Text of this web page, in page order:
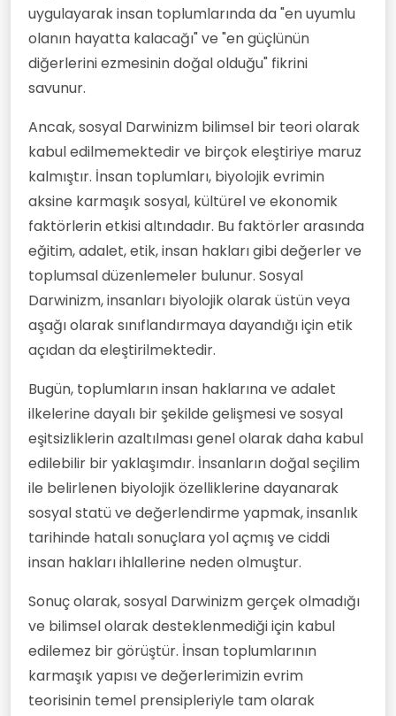
uygulayarak insan toplumlarında da "en uyumlu
olanın hayatta kalacağı" ve "en güçlünün
diğerlerini ezmesinin doğal olduğu" fikrini
savunur.
Ancak, sosyal Darwinizm bilimsel bir teori olarak
kabul edilmemektedir ve birçok eleştiriye maruz
kalmıştır. İnsan toplumları, biyolojik evrimin
aksine karmaşık sosyal, kültürel ve ekonomik
faktörlerin etkisi altındadır. Bu faktörler arasında
eğitim, adalet, etik, insan hakları gibi değerler ve
toplumsal düzenlemeler bulunur. Sosyal
Darwinizm, insanları biyolojik olarak üstün veya
aşağı olarak sınıflandırmaya dayandığı için etik
açıdan da eleştirilmektedir.
Bugün, toplumların insan haklarına ve adalet
ilkelerine dayalı bir şekilde gelişmesi ve sosyal
eşitsizliklerin azaltılması genel olarak daha kabul
edilebilir bir yaklaşımdır. İnsanların doğal seçilim
ile belirlenen biyolojik özelliklerine dayanarak
sosyal statü ve değerlendirme yapmak, insanlık
tarihinde hatalı sonuçlara yol açmış ve ciddi
insan hakları ihlallerine neden olmuştur.
Sonuç olarak, sosyal Darwinizm gerçek olmadığı
ve bilimsel olarak desteklenmediği için kabul
edilemez bir görüştür. İnsan toplumlarının
karmaşık yapısı ve değerlerimizin evrim
teorisinin temel prensipleriyle tam olarak